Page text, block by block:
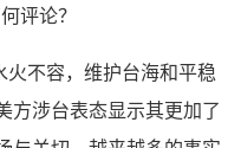
评论？
火不容，维护台海和平稳
方涉台表态显示其更加了